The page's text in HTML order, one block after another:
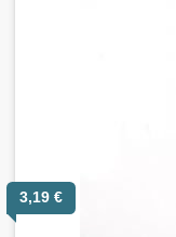
3,19 €